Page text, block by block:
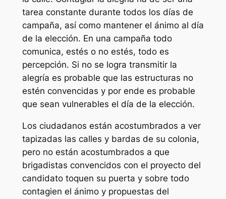
tarea constante durante todos los días de
campaña, así como mantener el ánimo al día
de la elección. En una campaña todo
comunica, estés o no estés, todo es
percepción. Si no se logra transmitir la
alegría es probable que las estructuras no
estén convencidas y por ende es probable
que sean vulnerables el día de la elección.
Los ciudadanos están acostumbrados a ver
tapizadas las calles y bardas de su colonia,
pero no están acostumbrados a que
brigadistas convencidos con el proyecto del
candidato toquen su puerta y sobre todo
contagien el ánimo y propuestas del